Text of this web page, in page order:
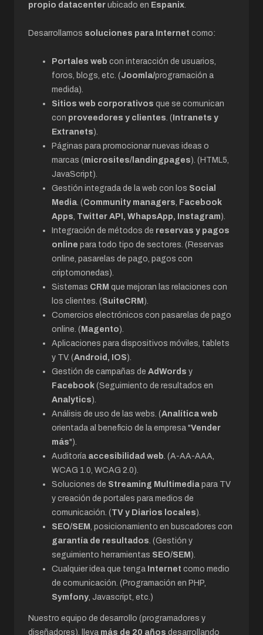
propio datacenter ubicado en Espanix.
Desarrollamos soluciones para Internet como:
Portales web con interacción de usuarios,
foros, blogs, etc. (Joomla/programación a
medida).
Sitios web corporativos que se comunican
con proveedores y clientes. ( Intranets y
Extranets).
Páginas para promocionar nuevas ideas o
marcas (microsites/landingpages). (HTML5,
JavaScript).
Gestión integrada de la web con los Social
Media. (Community managers, Facebook
Apps, Twitter API, WhapsApp, Instagram).
Integración de métodos de reservas y pagos
online para todo tipo de sectores. (Reservas
online, pasarelas de pago, pagos con
criptomonedas).
Sistemas CRM que mejoran las relaciones con
los clientes. (SuiteCRM ).
Comercios electrónicos con pasarelas de pago
online. ( Magento).
Aplicaciones para dispositivos móviles, tablets
y TV. (Android, IOS).
Gestión de campañas de AdWords y
Facebook (Seguimiento de resultados en
Analytics).
Análisis de uso de las webs. (Analítica web
orientada al beneficio de la empresa "Vender
más").
Auditoría accesibilidad web. (A-AA-AAA,
WCAG 1.0, WCAG 2.0).
Soluciones de Streaming Multimedia para TV
y creación de portales para medios de
comunicación. (TV y Diarios locales).
SEO/SEM , posicionamiento en buscadores con
garantía de resultados. (Gestión y
seguimiento herramientas SEO/SEM ).
Cualquier idea que tenga Internet como medio
de comunicación. (Programación en PHP,
Symfony, Javascript, etc.)
Nuestro equipo de desarrollo (programadores y
diseñadores), lleva más de 20 años desarrollando